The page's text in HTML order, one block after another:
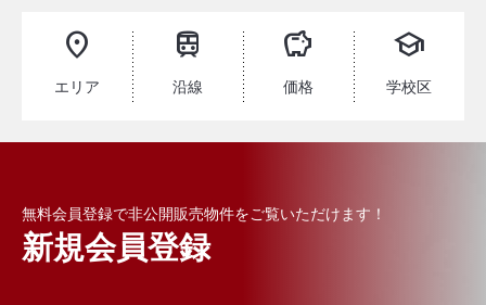
エリア 沿線 価格 学校区
無料会員登録で非公開販売物件をご覧いただけます！
新規会員登録